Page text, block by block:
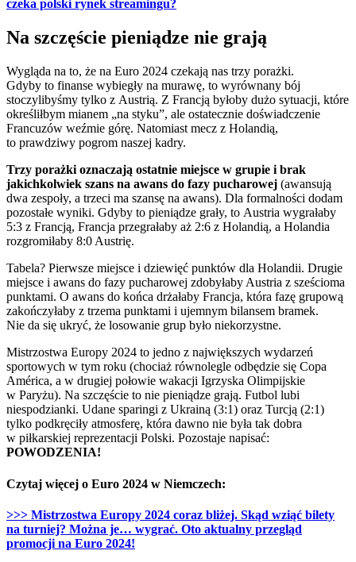
czeka polski rynek streamingu?
Na szczęście pieniądze nie grają
Wygląda na to, że na Euro 2024 czekają nas trzy porażki.
Gdyby to finanse wybiegły na murawę, to wyrównany bój
stoczylibyśmy tylko z Austrią. Z Francją byłoby dużo sytuacji, które
określiłbym mianem „na styku”, ale ostatecznie doświadczenie
Francuzów weźmie górę. Natomiast mecz z Holandią,
to prawdziwy pogrom naszej kadry.
Trzy porażki oznaczają ostatnie miejsce w grupie i brak
jakichkolwiek szans na awans do fazy pucharowej (awansują
dwa zespoły, a trzeci ma szansę na awans). Dla formalności dodam
pozostałe wyniki. Gdyby to pieniądze grały, to Austria wygrałaby
5:3 z Francją, Francja przegrałaby aż 2:6 z Holandią, a Holandia
rozgromiłaby 8:0 Austrię.
Tabela? Pierwsze miejsce i dziewięć punktów dla Holandii. Drugie
miejsce i awans do fazy pucharowej zdobyłaby Austria z sześcioma
punktami. O awans do końca drżałaby Francja, która fazę grupową
zakończyłaby z trzema punktami i ujemnym bilansem bramek.
Nie da się ukryć, że losowanie grup było niekorzystne.
Mistrzostwa Europy 2024 to jedno z największych wydarzeń
sportowych w tym roku (chociaż równolegle odbędzie się Copa
América, a w drugiej połowie wakacji Igrzyska Olimpijskie
w Paryżu). Na szczęście to nie pieniądze grają. Futbol lubi
niespodzianki. Udane sparingi z Ukrainą (3:1) oraz Turcją (2:1)
tylko podkręciły atmosferę, która dawno nie była tak dobra
w piłkarskiej reprezentacji Polski. Pozostaje napisać:
POWODZENIA!
Czytaj więcej o Euro 2024 w Niemczech:
>>> Mistrzostwa Europy 2024 coraz bliżej. Skąd wziąć bilety
na turniej? Można je… wygrać. Oto aktualny przegląd
promocji na Euro 2024!